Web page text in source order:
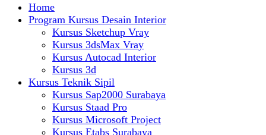
Home
Program Kursus Desain Interior
Kursus Sketchup Vray
Kursus 3dsMax Vray
Kursus Autocad Interior
Kursus 3d
Kursus Teknik Sipil
Kursus Sap2000 Surabaya
Kursus Staad Pro
Kursus Microsoft Project
Kursus Etabs Surabaya